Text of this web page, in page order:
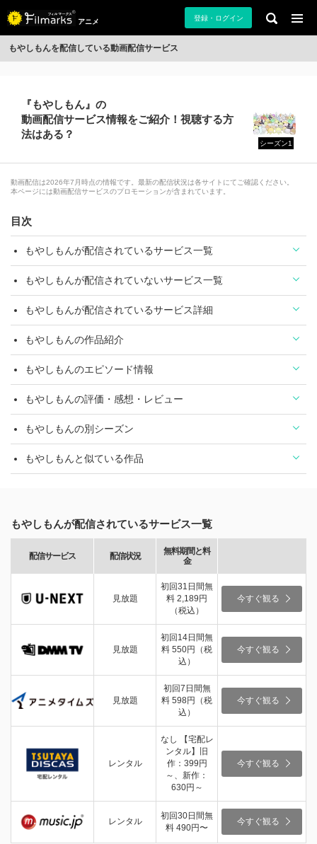
アニメ 登録・ログイン
もやしもんを配信している動画配信サービス
『もやしもん』の
動画配信サービス情報をご紹介！視聴する方
法はある？
シーズン1
動画配信は2026年7月時点の情報です。最新の配信状況は各サイトにてご確認ください。
本ページには動画配信サービスのプロモーションが含まれています。
目次
もやしもんが配信されているサービス一覧
もやしもんが配信されていないサービス一覧
もやしもんが配信されているサービス詳細
もやしもんの作品紹介
もやしもんのエピソード情報
もやしもんの評価・感想・レビュー
もやしもんの別シーズン
もやしもんと似ている作品
もやしもんが配信されているサービス一覧
配信サービス 配信状況
無料期間と料
金
見放題
初回31日間無
料 2,189円
（税込）
今すぐ観る
見放題
初回14日間無
料 550円（税
込）
今すぐ観る
見放題
初回7日間無
料 598円（税
込）
今すぐ観る
レンタル
なし 【宅配レ
ンタル】旧
作：399円
～、新作：
630円～
今すぐ観る
レンタル
初回30日間無
料 490円〜
今すぐ観る